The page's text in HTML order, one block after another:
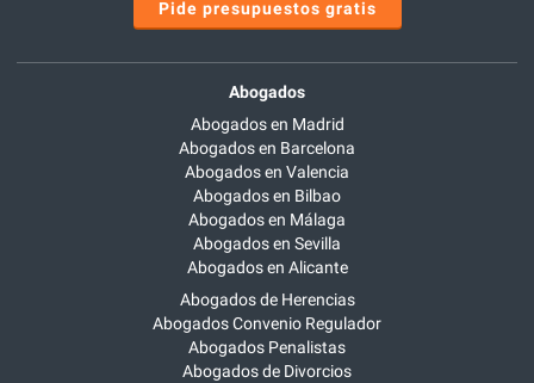
Pide presupuestos gratis
Abogados
Abogados en Madrid
Abogados en Barcelona
Abogados en Valencia
Abogados en Bilbao
Abogados en Málaga
Abogados en Sevilla
Abogados en Alicante
Abogados de Herencias
Abogados Convenio Regulador
Abogados Penalistas
Abogados de Divorcios